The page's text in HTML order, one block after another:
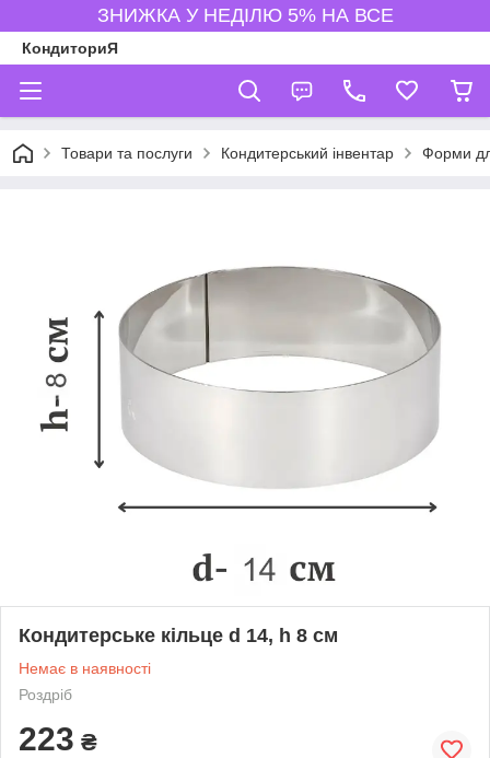
ЗНИЖКА У НЕДІЛЮ 5% НА ВСЕ
КондиториЯ
Товари та послуги Кондитерський інвентар Форми
Кондитерське кільце d 14, h 8 см
Немає в наявності
Роздріб
223 ₴